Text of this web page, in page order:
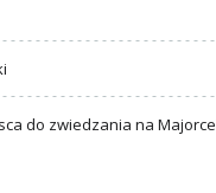
do zwiedzania na Majorce